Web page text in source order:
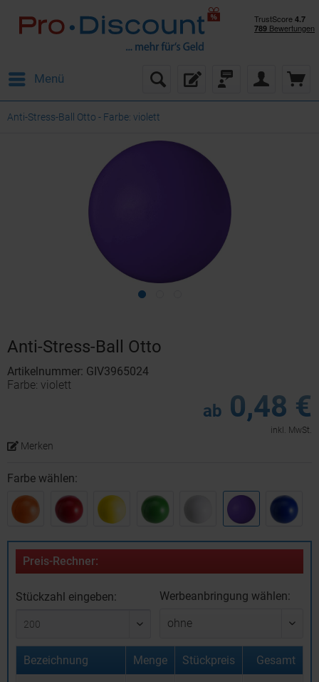
Menü
Anti-Stress-Ball Otto - Farbe: violett
Anti-Stress-Ball Otto
Artikelnummer: GIV3965024
Farbe: violett
ab 0,48 €
inkl. MwSt.
Merken
Farbe wählen:
Preis-Rechner:
Stückzahl eingeben: Werbeanbringung wählen:
Bezeichnung Menge Stückpreis Gesamt